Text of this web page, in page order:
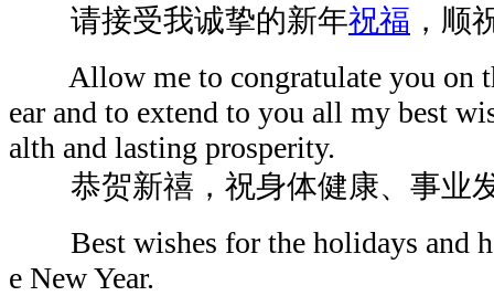
请接受我诚挚的新年祝福 ，顺
Allow me to congratulate you on
ear and to extend to you all my best
alth and lasting prosperity.
恭贺新禧，祝身体健康、事业
Best wishes for the holidays and
e New Year.